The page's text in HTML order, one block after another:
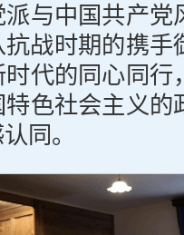
与中国共产党
战时期的携手
代的同心同行
色社会主义的
同。